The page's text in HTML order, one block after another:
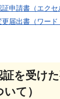
申請書（エクセ
届出書（ワード
証を受け
て）